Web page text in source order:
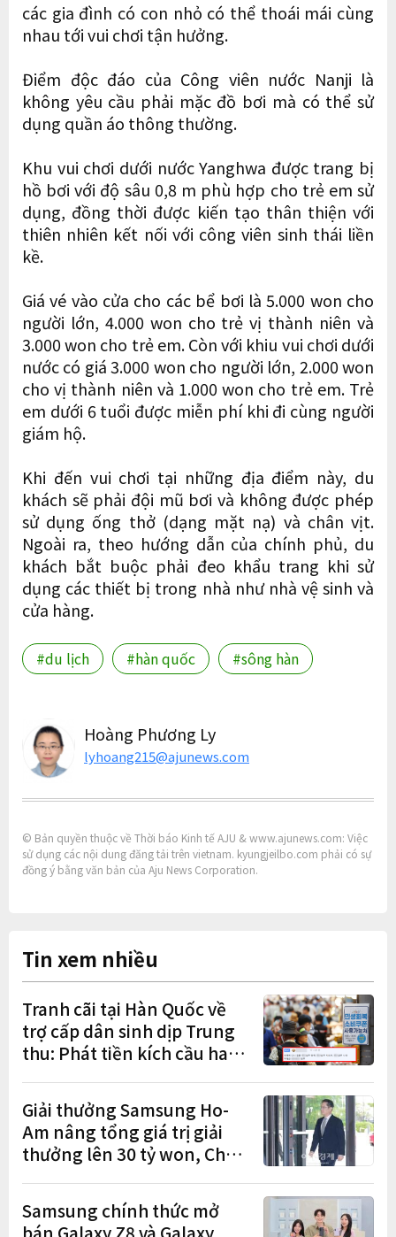
các gia đình có con nhỏ có thể thoái mái cùng
nhau tới vui chơi tận hưởng.
Điểm độc đáo của Công viên nước Nanji là
không yêu cầu phải mặc đồ bơi mà có thể sử
dụng quần áo thông thường.
Khu vui chơi dưới nước Yanghwa được trang bị
hồ bơi với độ sâu 0,8 m phù hợp cho trẻ em sử
dụng, đồng thời được kiến ​​tạo thân thiện với
thiên nhiên kết nối với công viên sinh thái liền
kề.
Giá vé vào cửa cho các bể bơi là 5.000 won cho
người lớn, 4.000 won cho trẻ vị thành niên và
3.000 won cho trẻ em. Còn với khiu vui chơi dưới
nước có giá 3.000 won cho người lớn, 2.000 won
cho vị thành niên và 1.000 won cho trẻ em. Trẻ
em dưới 6 tuổi được miễn phí khi đi cùng người
giám hộ.
Khi đến vui chơi tại những địa điểm này, du
khách sẽ phải đội mũ bơi và không được phép
sử dụng ống thở (dạng mặt nạ) và chân vịt.
Ngoài ra, theo hướng dẫn của chính phủ, du
khách bắt buộc phải đeo khẩu trang khi sử
dụng các thiết bị trong nhà như nhà vệ sinh và
cửa hàng.
#du lịch #hàn quốc #sông hàn
Hoàng Phương Ly
lyhoang215@ajunews.com
© Bản quyền thuộc về Thời báo Kinh tế AJU & www.ajunews.com: Việc
sử dụng các nội dung đăng tải trên vietnam. kyungjeilbo.com phải có sự
đồng ý bằng văn bản của Aju News Corporation.
Tin xem nhiều
Tranh cãi tại Hàn Quốc về
trợ cấp dân sinh dịp Trung
thu: Phát tiền kích cầu hay
Giải thưởng Samsung Ho-
Am nâng tổng giá trị giải
thưởng lên 30 tỷ won, Chủ
lễ trao giải năm thứ 5 liên
tiếp
Samsung chính thức mở
bán Galaxy Z8 và Galaxy